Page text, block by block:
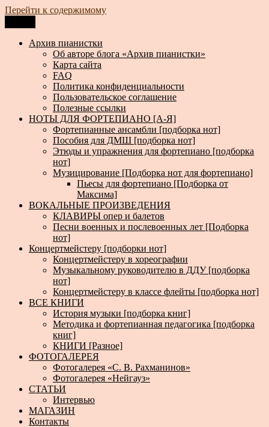
Перейти к содержимому
Архив пианистки
Всё для пианистов: ноты, книги, музыка, статьи…
Архив пианистки
Об авторе блога «Архив пианистки»
Карта сайта
FAQ
Политика конфиденциальности
Пользовательское соглашение
Полезные ссылки
НОТЫ ДЛЯ ФОРТЕПИАНО [А-Я]
Фортепианные ансамбли [подборка нот]
Пособия для ДМШ [подборка нот]
Этюды и упражнения для фортепиано [подборка
нот]
Музицирование [Подборка нот для фортепиано]
Пьесы для фортепиано [Подборка от
Максима]
ВОКАЛЬНЫЕ ПРОИЗВЕДЕНИЯ
КЛАВИРЫ опер и балетов
Песни военных и послевоенных лет [Подборка
нот]
Концертмейстеру [подборки нот]
Концертмейстеру в хореографии
Музыкальному руководителю в ДДУ [подборка
нот]
Концертмейстеру в классе флейты [подборка нот]
ВСЕ КНИГИ
История музыки [подборка книг]
Методика и фортепианная педагогика [подборка
книг]
КНИГИ [Разное]
ФОТОГАЛЕРЕЯ
Фотогалерея «С. В. Рахманинов»
Фотогалерея «Нейгауз»
СТАТЬИ
Интервью
МАГАЗИН
Контакты